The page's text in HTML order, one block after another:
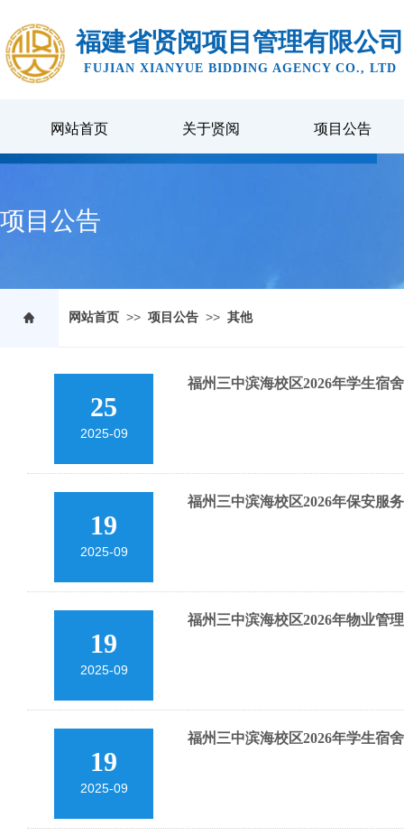
福建省贤阅项目管理有限公司
FUJIAN XIANYUE BIDDING AGENCY CO., LTD
网站首页 关于贤阅 项目公告
项目公告
网站首页 >> 项目公告 >> 其他
25
2025-09
福州三中滨海校区2026年学生宿
19
2025-09
福州三中滨海校区2026年保安服
19
2025-09
福州三中滨海校区2026年物业管
19
2025-09
福州三中滨海校区2026年学生宿